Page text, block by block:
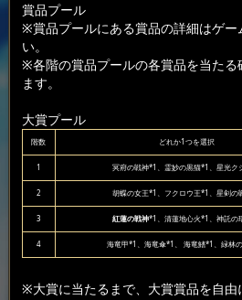
賞品プール
※賞品プールにある賞品の詳細はゲー
い。
※各階の賞品プールの各賞品を当たる
ます。
大賞プール
階数 どれか1つを選択
1 冥府の戦神*1、霊妙の黒猫*1、星光ク
2 胡蝶の女王*1、フクロウ王*1、星剣の
3 紅蓮の戦神*1、清蓮地心火*1、神託の
4 海竜甲*1、海竜傘*1、 海竜鰭*1、緑林
※大賞に当たるまで、大賞賞品を自由